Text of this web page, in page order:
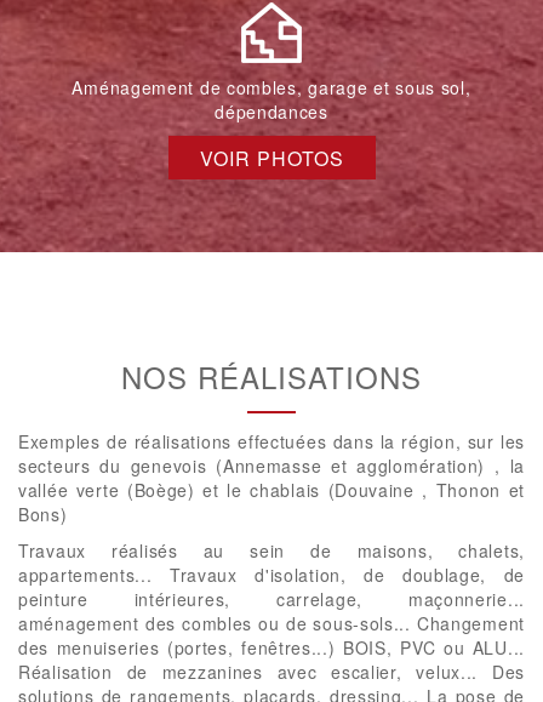
Aménagement de combles, garage et sous sol,
dépendances
VOIR PHOTOS
NOS RÉALISATIONS
Exemples de réalisations effectuées dans la région, sur les
secteurs du genevois (Annemasse et agglomération) , la
vallée verte (Boège) et le chablais (Douvaine , Thonon et
Bons)
Travaux réalisés au sein de maisons, chalets,
appartements... Travaux d'isolation, de doublage, de
peinture intérieures, carrelage, maçonnerie...
aménagement des combles ou de sous-sols... Changement
des menuiseries (portes, fenêtres...) BOIS, PVC ou ALU...
Réalisation de mezzanines avec escalier, velux... Des
solutions de rangements, placards, dressing... La pose de